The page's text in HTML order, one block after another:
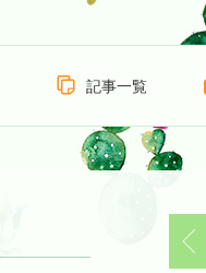
記事一覧